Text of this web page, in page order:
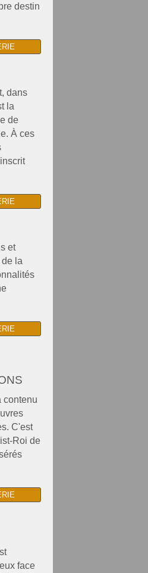
destin
dans
la
de
À ces
et
la
contenu
C'est
Roi de
face